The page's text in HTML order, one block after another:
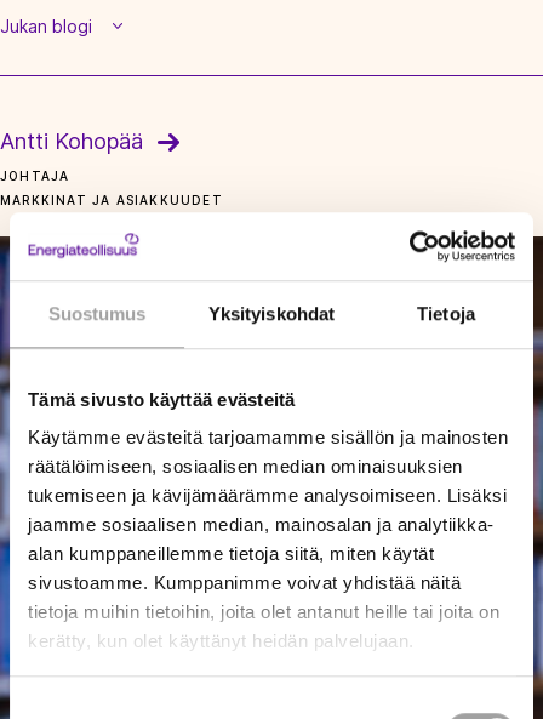
Suostumus Yksityiskohdat Tietoja
Tämä sivusto käyttää evästeitä
Käytämme evästeitä tarjoamamme sisällön ja mainosten
räätälöimiseen, sosiaalisen median ominaisuuksien
tukemiseen ja kävijämäärämme analysoimiseen. Lisäksi
jaamme sosiaalisen median, mainosalan ja analytiikka-
alan kumppaneillemme tietoja siitä, miten käytät
sivustoamme. Kumppanimme voivat yhdistää näitä
tietoja muihin tietoihin, joita olet antanut heille tai joita on
kerätty, kun olet käyttänyt heidän palvelujaan.
Suostumuksen
Jukan blogi
Antti Kohopää
JOHTAJA
MARKKINAT JA ASIAKKUUDET